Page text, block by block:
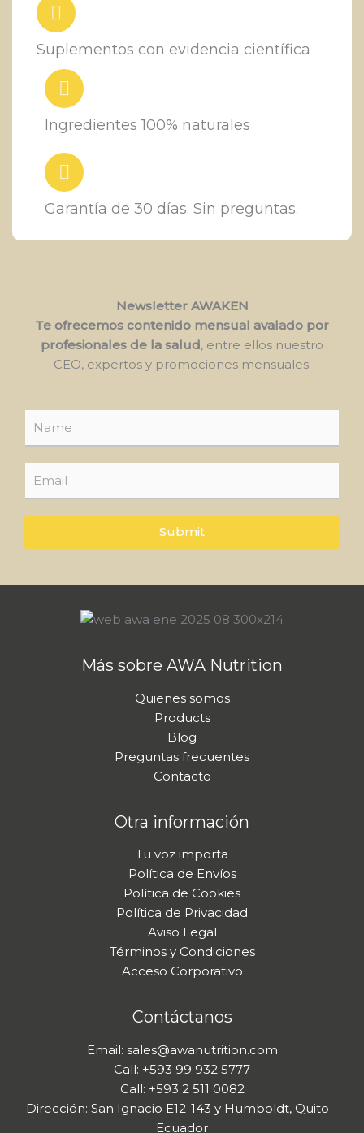
Suplementos con evidencia científica
Ingredientes 100% naturales
Garantía de 30 días. Sin preguntas.
Newsletter AWAKEN
Te ofrecemos contenido mensual avalado por
profesionales de la salud, entre ellos nuestro
CEO, expertos y promociones mensuales.
m
e
m
m
e
m
a
i
*
Submit
Más sobre AWA Nutrition
Quienes somos
Products
Blog
Preguntas frecuentes
Contacto
Otra información
Tu voz importa
Política de Envíos
Política de Cookies
Política de Privacidad
Aviso Legal
Términos y Condiciones
Acceso Corporativo
Contáctanos
Email: sales@awanutrition.com
Call: +593 99 932 5777
Call: +593 2 511 0082
Dirección: San Ignacio E12-143 y Humboldt, Quito –
Ecuador